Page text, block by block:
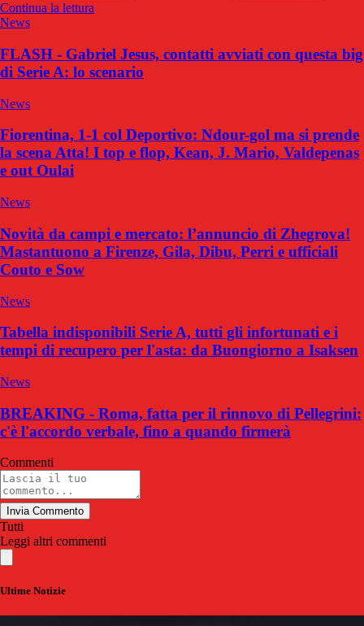
Continua la lettura
News
FLASH - Gabriel Jesus, contatti avviati con questa big
di Serie A: lo scenario
News
Fiorentina, 1-1 col Deportivo: Ndour-gol ma si prende
la scena Atta! I top e flop, Kean, J. Mario, Valdepenas
e out Oulai
News
Novità da campi e mercato: l’annuncio di Zhegrova!
Mastantuono a Firenze, Gila, Dibu, Perri e ufficiali
Couto e Sow
News
Tabella indisponibili Serie A, tutti gli infortunati e i
tempi di recupero per l'asta: da Buongiorno a Isaksen
News
BREAKING - Roma, fatta per il rinnovo di Pellegrini:
c'è l'accordo verbale, fino a quando firmerà
Commenti
Invia Commento
Tutti
Leggi altri commenti
Ultime Notizie